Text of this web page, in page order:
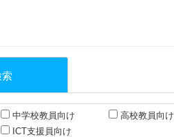
索
中学校教員向け
高校教員向け
ICT支援員向け